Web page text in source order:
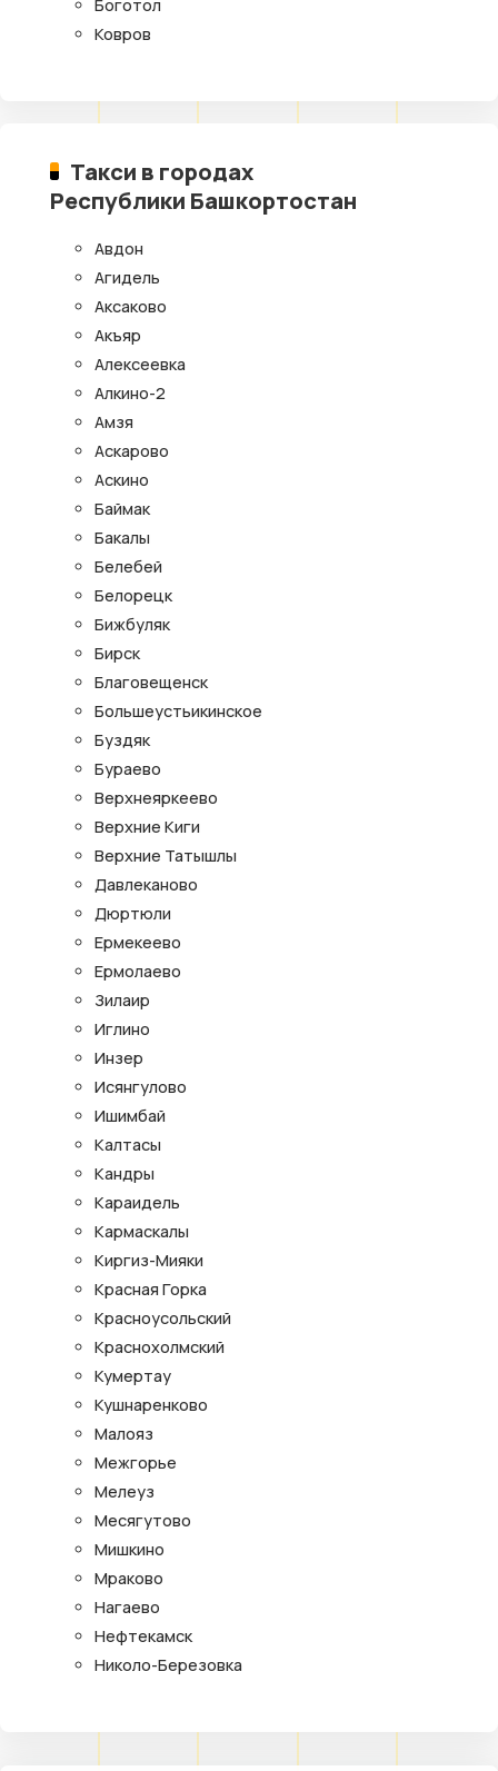
Боготол
Ковров
Такси в городах
Республики Башкортостан
Авдон
Агидель
Аксаково
Акъяр
Алексеевка
Алкино-2
Амзя
Аскарово
Аскино
Баймак
Бакалы
Белебей
Белорецк
Бижбуляк
Бирск
Благовещенск
Большеустьикинское
Буздяк
Бураево
Верхнеяркеево
Верхние Киги
Верхние Татышлы
Давлеканово
Дюртюли
Ермекеево
Ермолаево
Зилаир
Иглино
Инзер
Исянгулово
Ишимбай
Калтасы
Кандры
Караидель
Кармаскалы
Киргиз-Мияки
Красная Горка
Красноусольский
Краснохолмский
Кумертау
Кушнаренково
Малояз
Межгорье
Мелеуз
Месягутово
Мишкино
Мраково
Нагаево
Нефтекамск
Николо-Березовка